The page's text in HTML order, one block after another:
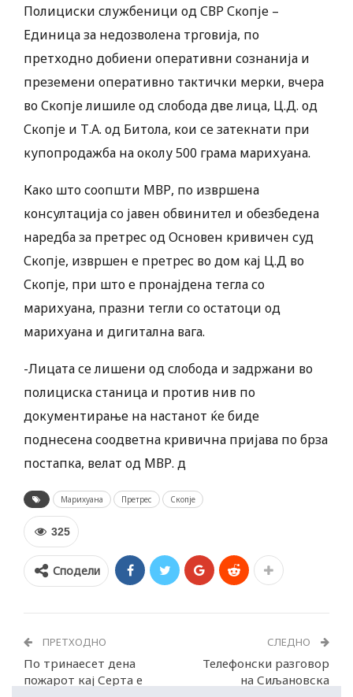
Полициски службеници од СВР Скопје –
Единица за недозволена трговија, по
претходно добиени оперативни сознанија и
преземени оперативно тактички мерки, вчера
во Скопје лишиле од слобода две лица, Ц.Д. од
Скопје и Т.А. од Битола, кои се затекнати при
купопродажба на околу 500 грама марихуана.
Како што соопшти МВР, по извршена
консултација со јавен обвинител и обезбедена
наредба за претрес од Основен кривичен суд
Скопје, извршен е претрес во дом кај Ц.Д во
Скопје, при што е пронајдена тегла со
марихуана, празни тегли со остатоци од
марихуана и дигитална вага.
-Лицата се лишени од слобода и задржани во
полициска станица и против нив по
документирање на настанот ќе биде
поднесена соодветна кривична пријава по брза
постапка, велат од МВР. д
Марихуана Претрес Скопје
325
Сподели
ПРЕТХОДНО
По тринаесет дена
пожарот кај Серта е
СЛЕДНО
Телефонски разговор
на Сиљановска